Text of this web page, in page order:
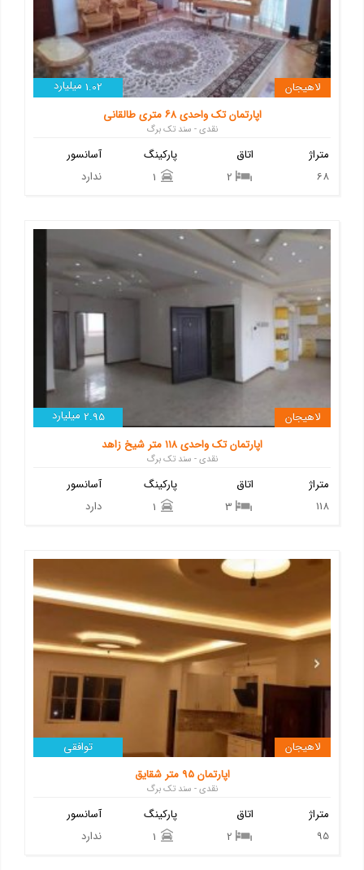
1.02 میلیارد
لاهیجان
اپارتمان تک واحدی ۶۸ متری طالقانی
نقدی - سند تک برگ
آسانسور
ندارد
پارکینگ
اتاق
متراژ
68
2.95 میلیارد
لاهیجان
اپارتمان تک واحدی ۱۱۸ متر شیخ زاهد
نقدی - سند تک برگ
آسانسور
دارد
پارکینگ
اتاق
متراژ
118
توافقی
لاهیجان
اپارتمان ۹۵ متر شقایق
نقدی - سند تک برگ
آسانسور
ندارد
پارکینگ
اتاق
متراژ
95